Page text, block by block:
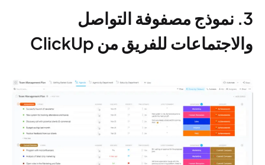
3. نموذج مصفوفة التواصل
والاجتماعات للفريق من ClickUp